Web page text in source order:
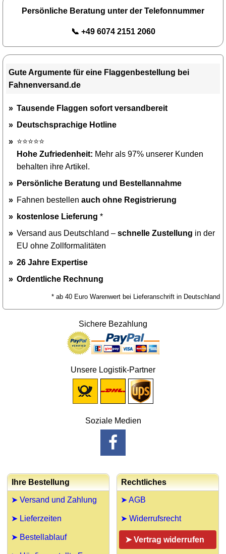
Persönliche Beratung unter der Telefonnummer
📞 +49 6074 2151 2060
Gute Argumente für eine Flaggenbestellung bei
Fahnenversand.de
Tausende Flaggen sofort versandbereit
Deutschsprachige Hotline
⭐⭐⭐⭐⭐
Hohe Zufriedenheit: Mehr als 97% unserer Kunden
behalten ihre Artikel.
Persönliche Beratung und Bestellannahme
Fahnen bestellen auch ohne Registrierung
kostenlose Lieferung *
Versand aus Deutschland – schnelle Zustellung in der
EU ohne Zollformalitäten
26 Jahre Expertise
Ordentliche Rechnung
* ab 40 Euro Warenwert bei Lieferanschrift in Deutschland
Sichere Bezahlung
Unsere Logistik-Partner
Soziale Medien
Ihre Bestellung
➤ Versand und Zahlung
➤ Lieferzeiten
➤ Bestellablauf
Rechtliches
➤ AGB
➤ Widerrufsrecht
➤ Vertrag widerrufen